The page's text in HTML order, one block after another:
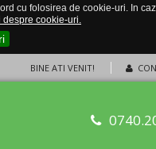
cu folosirea de cookie-uri. In
cookie-uri.
BINE ATI VENIT!